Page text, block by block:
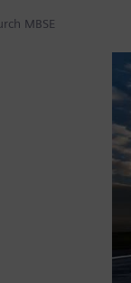
MBSE